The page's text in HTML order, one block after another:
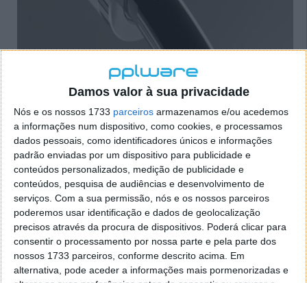
Damos valor à sua privacidade
Nós e os nossos 1733 parceiros armazenamos e/ou acedemos
a informações num dispositivo, como cookies, e processamos
dados pessoais, como identificadores únicos e informações
padrão enviadas por um dispositivo para publicidade e
conteúdos personalizados, medição de publicidade e
conteúdos, pesquisa de audiências e desenvolvimento de
serviços. Com a sua permissão, nós e os nossos parceiros
poderemos usar identificação e dados de geolocalização
precisos através da procura de dispositivos. Poderá clicar para
consentir o processamento por nossa parte e pela parte dos
nossos 1733 parceiros, conforme descrito acima. Em
alternativa, pode aceder a informações mais pormenorizadas e
Mas, o que trará a Apple de novo para os
auscultadores topo de gama?
Kuo não deu mais detalhes sobre os AirPods Max de
segunda geração. Omodelo atual data de
dezembro de 2020e pode ser equipado com uma
porta USB-C, redução de ruído aprimorada, maior
duração da bateria e um chip U1 para facilitar a